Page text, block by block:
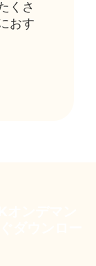
くさ
おす